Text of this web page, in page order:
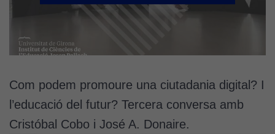
Com podem promoure una ciutadania digital? I
l’educació del futur? Tercera conversa amb
Cristóbal Cobo i José A. Donaire.
d'experiència
nostre lloc web
tingui el millor
possible durant